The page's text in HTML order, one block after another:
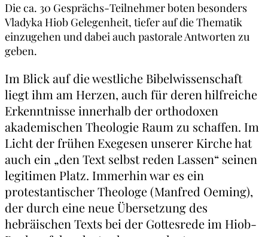
Die ca. 30 Gesprächs-Teilnehmer boten besonders
Vladyka Hiob Gelegenheit, tiefer auf die Thematik
einzugehen und dabei auch pastorale Antworten zu
geben.
Im Blick auf die westliche Bibelwissenschaft
liegt ihm am Herzen, auch für deren hilfreiche
Erkenntnisse innerhalb der orthodoxen
akademischen Theologie Raum zu schaffen. Im
Licht der frühen Exegesen unserer Kirche hat
auch ein „den Text selbst reden Lassen“ seinen
legitimen Platz. Immerhin war es ein
protestantischer Theologe (Manfred Oeming),
der durch eine neue Übersetzung des
hebräischen Texts bei der Gottesrede im Hiob-